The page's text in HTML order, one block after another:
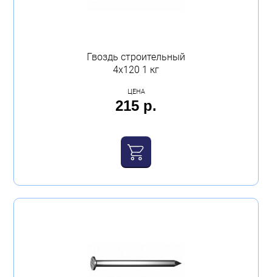
Гвоздь строительный
4х120 1 кг
ЦЕНА
215 р.